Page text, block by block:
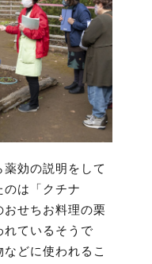
効の説明をして
のは
「クチナ
せちお料理の栗
れているそうで
どに使われるこ